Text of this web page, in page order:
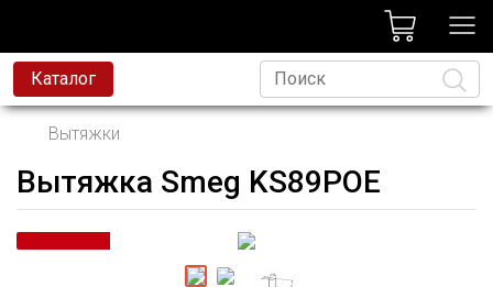
Каталог
Вытяжки
Вытяжка Smeg KS89POE